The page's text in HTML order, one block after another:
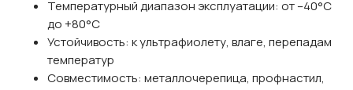
Температурный диапазон эксплуатации: от –40°C
до +80°C
Устойчивость: к ультрафиолету, влаге, перепадам
температур
Совместимость: металлочерепица, профнастил,